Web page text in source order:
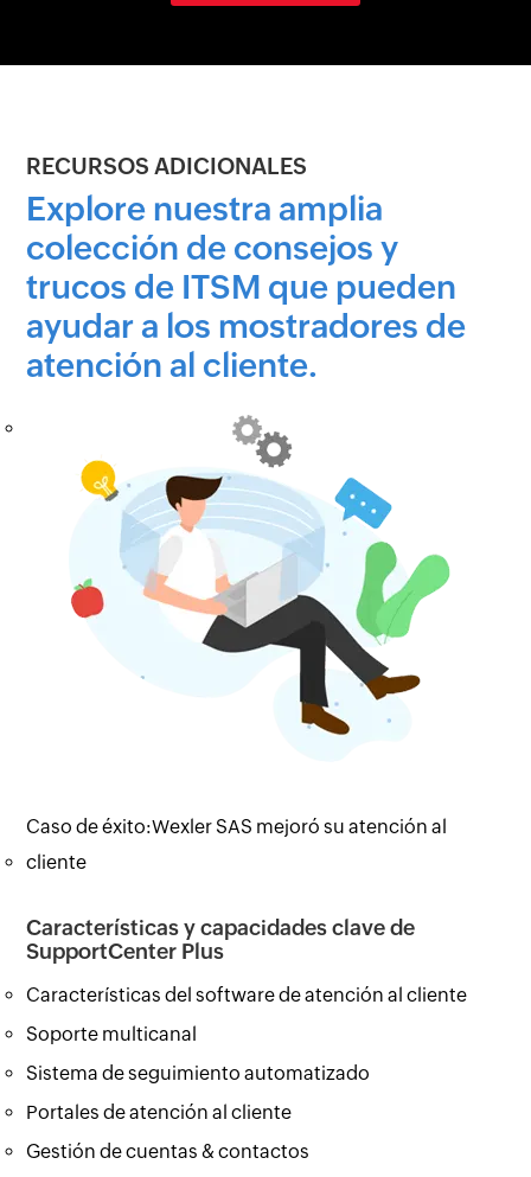
RECURSOS ADICIONALES
Explore nuestra amplia
colección de consejos y
trucos de ITSM que pueden
ayudar a los mostradores de
atención al cliente.
Caso de éxito:Wexler SAS mejoró su atención al
cliente
Características y capacidades clave de
SupportCenter Plus
Características del software de atención al cliente
Soporte multicanal
Sistema de seguimiento automatizado
Portales de atención al cliente
Gestión de cuentas & contactos